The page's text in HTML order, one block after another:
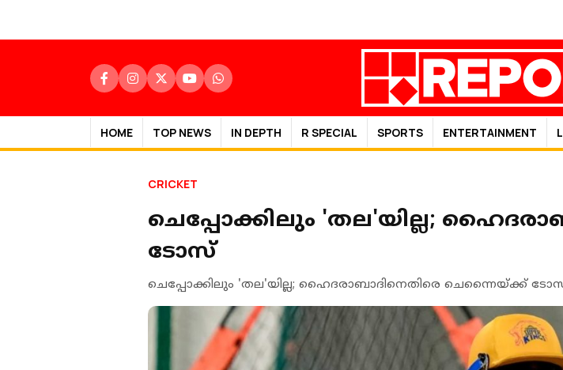
HOME TOP NEWS IN DEPTH R SPECIAL SPORTS ENTERTAINMENT
CRICKET
ചെപ്പോക്കിലും 'തല'യില്ല;
ടോസ്
ചെപ്പോക്കിലും 'തല'യില്ല; ഹൈദരാബാദിനെതിരെ ചെന്നൈയ്ക്ക്